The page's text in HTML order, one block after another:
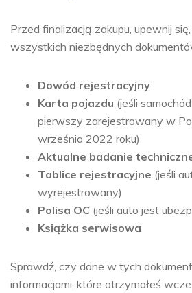
Przed finalizacją zakupu, upewnij
wszystkich niezbędnych
Dowód rejestracyjny
Karta pojazdu (jeśli
pierwszy zarejestrowany w
września 2022 roku)
Aktualne badanie
Tablice rejestracyjne (jeśli
wyrejestrowany)
Polisa OC (jeśli auto jest
Książka serwisowa
Sprawdź, czy dane w tych
informacjami, które otrzymałeś